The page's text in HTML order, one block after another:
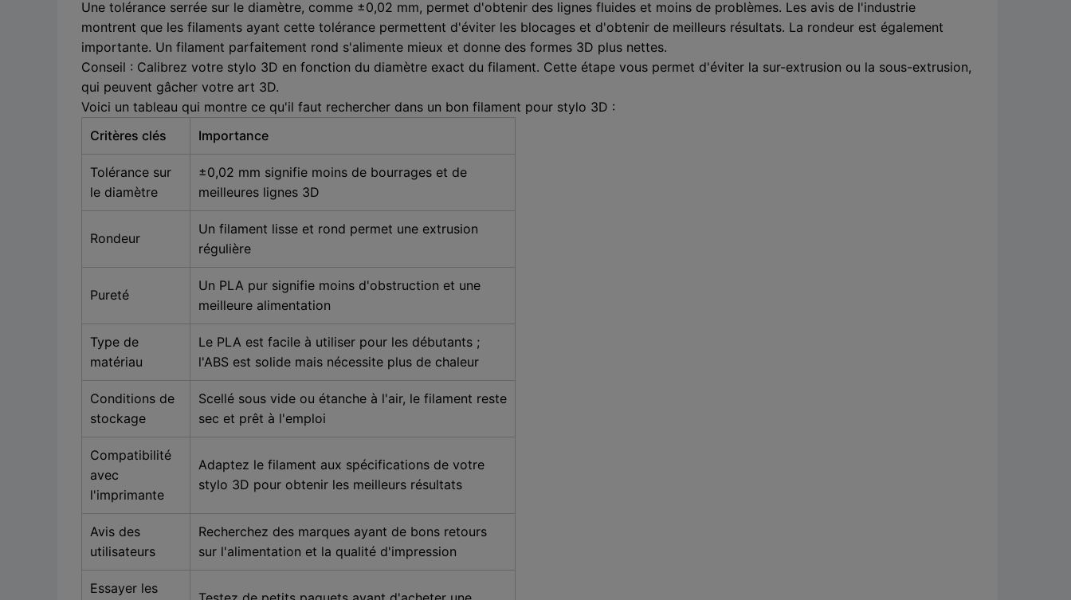
Une tolérance serrée sur le diamètre, comme ±0,02 mm, permet d'obtenir des lignes fluides et moins de problèmes. Les avis de l'industrie
montrent que les filaments ayant cette tolérance permettent d'éviter les blocages et d'obtenir de meilleurs résultats. La rondeur est également
importante. Un filament parfaitement rond s'alimente mieux et donne des formes 3D plus nettes.
Conseil : Calibrez votre stylo 3D en fonction du diamètre exact du filament. Cette étape vous permet d'éviter la sur-extrusion ou la sous-extrusion,
qui peuvent gâcher votre art 3D.
Voici un tableau qui montre ce qu'il faut rechercher dans un bon filament pour stylo 3D :
Critères clés
Importance
Tolérance sur
le diamètre
±0,02 mm signifie moins de bourrages et de
meilleures lignes 3D
Rondeur
Un filament lisse et rond permet une extrusion
régulière
Pureté
Un PLA pur signifie moins d'obstruction et une
meilleure alimentation
Type de
matériau
Le PLA est facile à utiliser pour les débutants ;
l'ABS est solide mais nécessite plus de chaleur
Conditions de
stockage
Scellé sous vide ou étanche à l'air, le filament reste
sec et prêt à l'emploi
Compatibilité
avec
l'imprimante
Adaptez le filament aux spécifications de votre
stylo 3D pour obtenir les meilleurs résultats
Avis des
utilisateurs
Recherchez des marques ayant de bons retours
sur l'alimentation et la qualité d'impression
Essayer les